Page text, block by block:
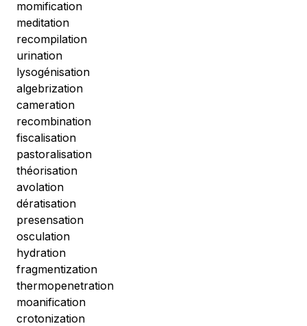
momification
meditation
recompilation
urination
lysogénisation
algebrization
cameration
recombination
fiscalisation
pastoralisation
théorisation
avolation
dératisation
presensation
osculation
hydration
fragmentization
thermopenetration
moanification
crotonization